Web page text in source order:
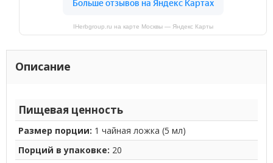
IHerbgroup.ru на карте Москвы — Яндекс Карты
Описание
Пищевая ценность
Размер порции: 1 чайная ложка (5 мл)
Порций в упаковке: 20